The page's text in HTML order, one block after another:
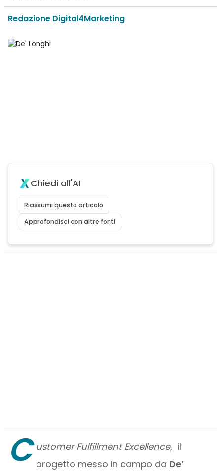
Redazione Digital4Marketing
Chiedi all'AI
Riassumi questo articolo
Approfondisci con altre fonti
C ustomer Fulfillment Excellence, il
progetto messo in campo da De’